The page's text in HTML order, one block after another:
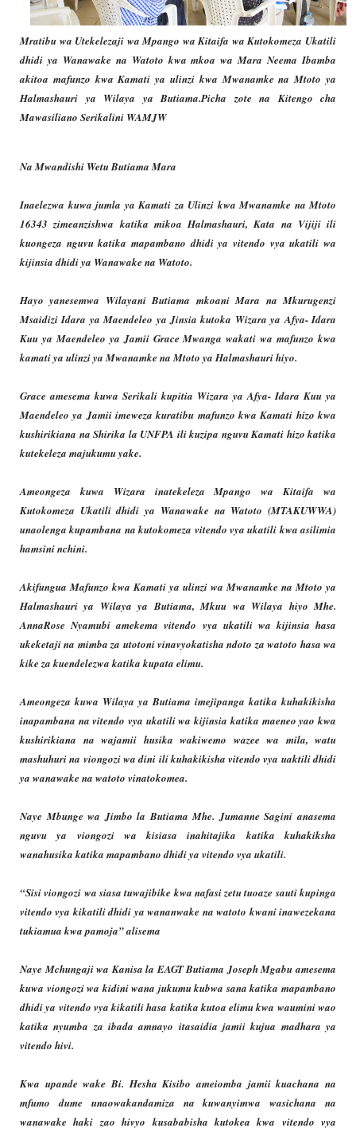
Mratibu wa Utekelezaji wa Mpango wa Kitaifa wa Kutokomeza Ukatili
dhidi ya Wanawake na Watoto kwa mkoa wa Mara Neema Ibamba
akitoa mafunzo kwa Kamati ya ulinzi kwa Mwanamke na Mtoto ya
Halmashauri ya Wilaya ya Butiama.Picha zote na Kitengo cha
Mawasiliano Serikalini WAMJW
Na Mwandishi Wetu Butiama Mara
Inaelezwa kuwa jumla ya Kamati za Ulinzi kwa Mwanamke na Mtoto
16343 zimeanzishwa katika mikoa Halmashauri, Kata na Vijiji ili
kuongeza nguvu katika mapambano dhidi ya vitendo vya ukatili wa
kijinsia dhidi ya Wanawake na Watoto.
Hayo yanesemwa Wilayani Butiama mkoani Mara na Mkurugenzi
Msaidizi Idara ya Maendeleo ya Jinsia kutoka Wizara ya Afya- Idara
Kuu ya Maendeleo ya Jamii Grace Mwanga wakati wa mafunzo kwa
kamati ya ulinzi ya Mwanamke na Mtoto ya Halmashauri hiyo.
Grace amesema kuwa Serikali kupitia Wizara ya Afya- Idara Kuu ya
Maendeleo ya Jamii imeweza kuratibu mafunzo kwa Kamati hizo kwa
kushirikiana na Shirika la UNFPA ili kuzipa nguvu Kamati hizo katika
kutekeleza majukumu yake.
Ameongeza kuwa Wizara inatekeleza Mpango wa Kitaifa wa
Kutokomeza Ukatili dhidi ya Wanawake na Watoto (MTAKUWWA)
unaolenga kupambana na kutokomeza vitendo vya ukatili kwa asilimia
hamsini nchini.
Akifungua Mafunzo kwa Kamati ya ulinzi wa Mwanamke na Mtoto ya
Halmashauri ya Wilaya ya Butiama, Mkuu wa Wilaya hiyo Mhe.
AnnaRose Nyamubi amekema vitendo vya ukatili wa kijinsia hasa
ukeketaji na mimba za utotoni vinavyokatisha ndoto za watoto hasa wa
kike za kuendelezwa katika kupata elimu.
Ameongeza kuwa Wilaya ya Butiama imejipanga katika kuhakikisha
inapambana na vitendo vya ukatili wa kijinsia katika maeneo yao kwa
kushirikiana na wajamii husika wakiwemo wazee wa mila, watu
mashuhuri na viongozi wa dini ili kuhakikisha vitendo vya uaktili dhidi
ya wanawake na watoto vinatokomea.
Naye Mbunge wa Jimbo la Butiama Mhe. Jumanne Sagini anasema
nguvu ya viongozi wa kisiasa inahitajika katika kuhakiksha
wanahusika katika mapambano dhidi ya vitendo vya ukatili.
“Sisi viongozi wa siasa tuwajibike kwa nafasi zetu tuoaze sauti kupinga
vitendo vya kikatili dhidi ya wananwake na watoto kwani inawezekana
tukiamua kwa pamoja” alisema
Naye Mchungaji wa Kanisa la EAGT Butiama Joseph Mgabu amesema
kuwa viongozi wa kidini wana jukumu kubwa sana katika mapambano
dhidi ya vitendo vya kikatili hasa katika kutoa elimu kwa waumini wao
katika nyumba za ibada amnayo itasaidia jamii kujua madhara ya
vitendo hivi.
Kwa upande wake Bi. Hesha Kisibo ameiomba jamii kuachana na
mfumo dume unaowakandamiza na kuwanyimwa wasichana na
wanawake haki zao hivyo kusababisha kutokea kwa vitendo vya